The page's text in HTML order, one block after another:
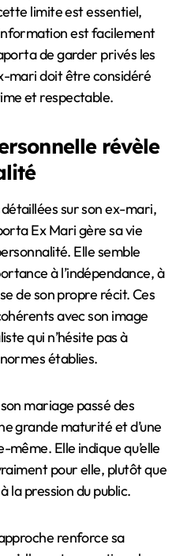
limite est essentiel,
est facilement
de garder privés les
mari doit être considéré
et respectable.
révèle
sur son ex-mari,
Ex Mari gère sa vie
Elle semble
à l’indépendance, à
de son propre récit. Ces
avec son image
qui n’hésite pas à
établies.
mariage passé des
grande maturité et d’une
même. Elle indique qu’elle
pour elle, plutôt que
la pression du public.
renforce sa